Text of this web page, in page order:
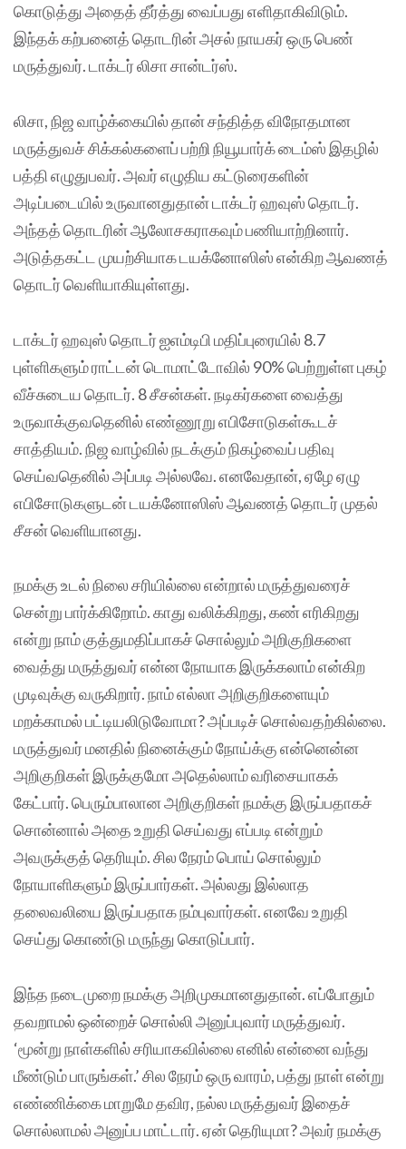
கொடுத்து அதைத் தீர்த்து வைப்பது எளிதாகிவிடும்.
இந்தக் கற்பனைத் தொடரின் அசல் நாயகர் ஒரு பெண்
மருத்துவர். டாக்டர் லிசா சான்டர்ஸ்.
லிசா, நிஜ வாழ்க்கையில் தான் சந்தித்த விநோதமான
மருத்துவச் சிக்கல்களைப் பற்றி நியூயார்க் டைம்ஸ் இதழில்
பத்தி எழுதுபவர். அவர் எழுதிய கட்டுரைகளின்
அடிப்படையில் உருவானதுதான் டாக்டர் ஹவுஸ் தொடர்.
அந்தத் தொடரின் ஆலோசகராகவும் பணியாற்றினார்.
அடுத்தகட்ட முயற்சியாக டயக்னோஸிஸ் என்கிற ஆவணத்
தொடர் வெளியாகியுள்ளது.
டாக்டர் ஹவுஸ் தொடர் ஐஎம்டிபி மதிப்புரையில் 8.7
புள்ளிகளும் ராட்டன் டொமாட்டோவில் 90% பெற்றுள்ள புகழ்
வீச்சுடைய தொடர். 8 சீசன்கள். நடிகர்களை வைத்து
உருவாக்குவதெனில் எண்ணூறு எபிசோடுகள்கூடச்
சாத்தியம். நிஜ வாழ்வில் நடக்கும் நிகழ்வைப் பதிவு
செய்வதெனில் அப்படி அல்லவே. எனவேதான், ஏழே ஏழு
எபிசோடுகளுடன் டயக்னோஸிஸ் ஆவணத் தொடர் முதல்
சீசன் வெளியானது.
நமக்கு உடல் நிலை சரியில்லை என்றால் மருத்துவரைச்
சென்று பார்க்கிறோம். காது வலிக்கிறது, கண் எரிகிறது
என்று நாம் குத்துமதிப்பாகச் சொல்லும் அறிகுறிகளை
வைத்து மருத்துவர் என்ன நோயாக இருக்கலாம் என்கிற
முடிவுக்கு வருகிறார். நாம் எல்லா அறிகுறிகளையும்
மறக்காமல் பட்டியலிடுவோமா? அப்படிச் சொல்வதற்கில்லை.
மருத்துவர் மனதில் நினைக்கும் நோய்க்கு என்னென்ன
அறிகுறிகள் இருக்குமோ அதெல்லாம் வரிசையாகக்
கேட்பார். பெரும்பாலான அறிகுறிகள் நமக்கு இருப்பதாகச்
சொன்னால் அதை உறுதி செய்வது எப்படி என்றும்
அவருக்குத் தெரியும். சில நேரம் பொய் சொல்லும்
நோயாளிகளும் இருப்பார்கள். அல்லது இல்லாத
தலைவலியை இருப்பதாக நம்புவார்கள். எனவே உறுதி
செய்து கொண்டு மருந்து கொடுப்பார்.
இந்த நடைமுறை நமக்கு அறிமுகமானதுதான். எப்போதும்
தவறாமல் ஒன்றைச் சொல்லி அனுப்புவார் மருத்துவர்.
‘மூன்று நாள்களில் சரியாகவில்லை எனில் என்னை வந்து
மீண்டும் பாருங்கள்.’ சில நேரம் ஒரு வாரம், பத்து நாள் என்று
எண்ணிக்கை மாறுமே தவிர, நல்ல மருத்துவர் இதைச்
சொல்லாமல் அனுப்ப மாட்டார். ஏன் தெரியுமா? அவர் நமக்கு